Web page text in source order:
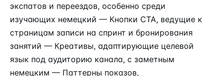
экспатов и переездов, особенно среди
изучающих немецкий — Кнопки CTA, ведущие к
страницам записи на спринт и бронирования
занятий — Креативы, адаптирующие целевой
язык под аудиторию канала, с заметным
немецким — Паттерны показов,